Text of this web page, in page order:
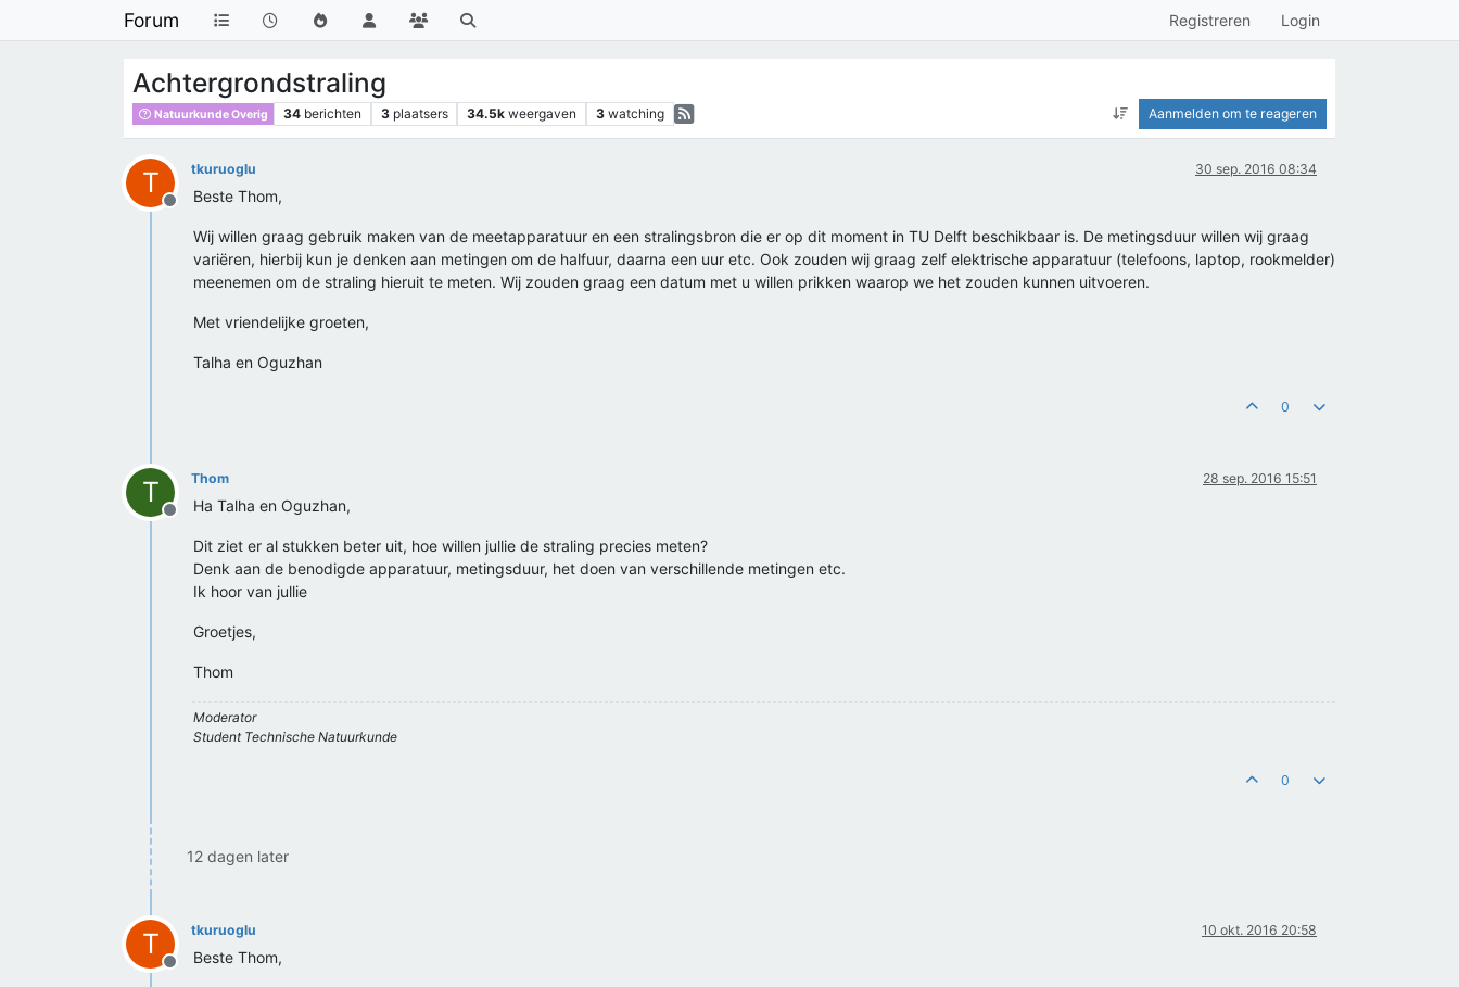
Forum Registreren Login
Achtergrondstraling
Natuurkunde Overig 34 berichten 3 plaatsers 34.5k weergaven 3 watching Aanmelden om te reageren
T
Offline
tkuruoglu 30 sep. 2016 08:34
Beste Thom,
Wij willen graag gebruik maken van de meetapparatuur en een stralingsbron die er op dit moment in TU Delft beschikbaar is. De metingsduur willen wij graag
variëren, hierbij kun je denken aan metingen om de halfuur, daarna een uur etc. Ook zouden wij graag zelf elektrische apparatuur (telefoons, laptop, rookmelder)
meenemen om de straling hieruit te meten. Wij zouden graag een datum met u willen prikken waarop we het zouden kunnen uitvoeren.
Met vriendelijke groeten,
Talha en Oguzhan
0
T
Offline
Thom 28 sep. 2016 15:51
Ha Talha en Oguzhan,
Dit ziet er al stukken beter uit, hoe willen jullie de straling precies meten?
Denk aan de benodigde apparatuur, metingsduur, het doen van verschillende metingen etc.
Ik hoor van jullie
Groetjes,
Thom
Moderator
Student Technische Natuurkunde
0
12 dagen later
T
Offline
tkuruoglu 10 okt. 2016 20:58
Beste Thom,